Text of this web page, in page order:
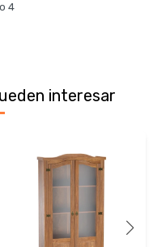
4
interesar